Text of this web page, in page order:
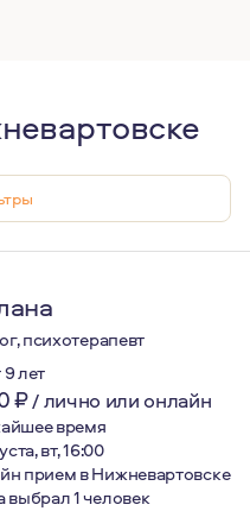
психотерапевт
лет
₽/лично или онлайн
время
вт, 16:00
прием в Нижневартовске
выбрал 1 человек